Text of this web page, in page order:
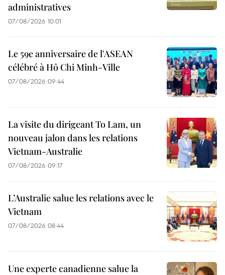
administratives
07/08/2026 10:01
Le 59e anniversaire de l'ASEAN
célébré à Hô Chi Minh-Ville
07/08/2026 09:44
La visite du dirigeant To Lam, un
nouveau jalon dans les relations
Vietnam-Australie
07/08/2026 09:17
L’Australie salue les relations avec le
Vietnam
07/08/2026 08:44
Une experte canadienne salue la